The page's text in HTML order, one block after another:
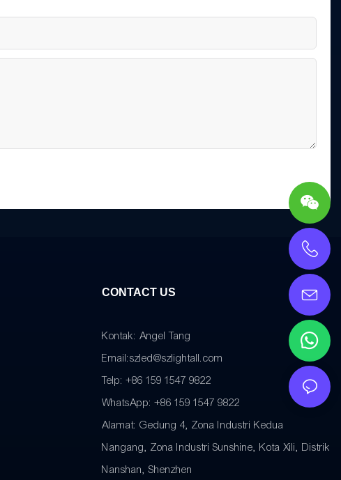
CONTACT US
Kontak: Angel Tang
Email:szled@szlightall.com
Telp: +86 159 1547 9822
WhatsApp: +86 159 1547 9822
Alamat: Gedung 4, Zona Industri Kedua
Nangang, Zona Industri Sunshine, Kota Xili, Distrik
Nanshan, Shenzhen